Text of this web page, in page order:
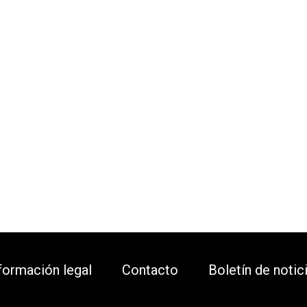
legal Contacto Boletín de